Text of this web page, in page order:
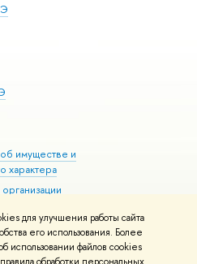
для улучшения работы сайта
его использования. Более
использовании файлов cookies
имуществе и
характера
здоровья